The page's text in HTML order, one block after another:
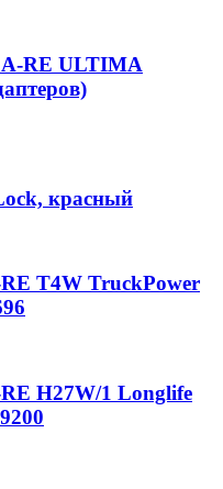
RE ULTIMA
красный
T4W TruckPower
H27W/1 Longlife